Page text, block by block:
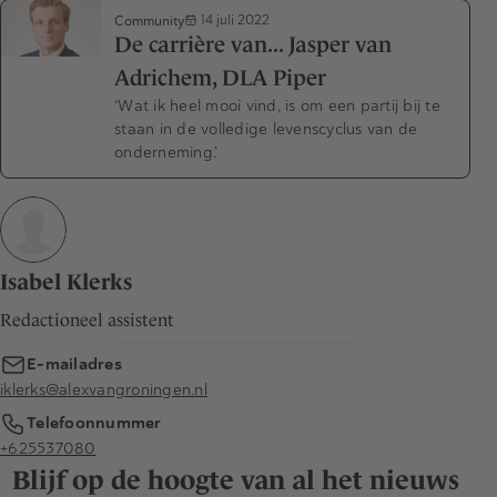
Community 14 juli 2022
De carrière van... Jasper van
Adrichem, DLA Piper
‘Wat ik heel mooi vind, is om een partij bij te
staan in de volledige levenscyclus van de
onderneming.’
Isabel Klerks
Redactioneel assistent
E-mailadres
iklerks@alexvangroningen.nl
Telefoonnummer
+625537080
Blijf op de hoogte van al het nieuws